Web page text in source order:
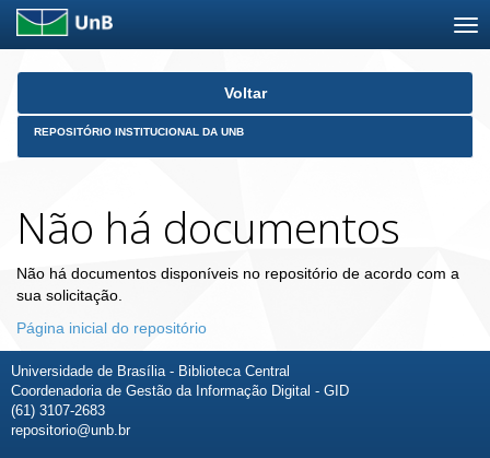
Skip
Voltar
REPOSITÓRIO INSTITUCIONAL DA UNB
Não há documentos
Não há documentos disponíveis no repositório de acordo com a
sua solicitação.
Página inicial do repositório
Universidade de Brasília - Biblioteca Central
Coordenadoria de Gestão da Informação Digital - GID
(61) 3107-2683
repositorio@unb.br